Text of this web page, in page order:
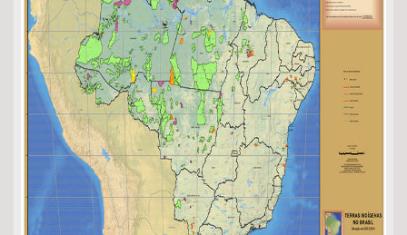
Tema
Subtema
Área de Levantamento
Área Protegida
BUSCAR